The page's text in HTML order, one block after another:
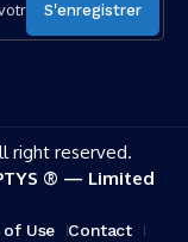
right reserved.
® — Limited
of Use
Contact